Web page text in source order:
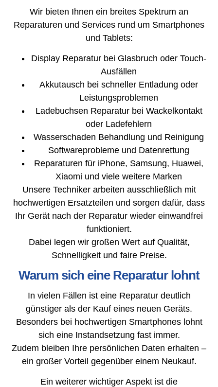
Wir bieten Ihnen ein breites Spektrum an
Reparaturen und Services rund um Smartphones
und Tablets:
Display Reparatur bei Glasbruch oder Touch-
Ausfällen
Akkutausch bei schneller Entladung oder
Leistungsproblemen
Ladebuchsen Reparatur bei Wackelkontakt
oder Ladefehlern
Wasserschaden Behandlung und Reinigung
Softwareprobleme und Datenrettung
Reparaturen für iPhone, Samsung, Huawei,
Xiaomi und viele weitere Marken
Unsere Techniker arbeiten ausschließlich mit
hochwertigen Ersatzteilen und sorgen dafür, dass
Ihr Gerät nach der Reparatur wieder einwandfrei
funktioniert.
Dabei legen wir großen Wert auf Qualität,
Schnelligkeit und faire Preise.
Warum sich eine Reparatur lohnt
In vielen Fällen ist eine Reparatur deutlich
günstiger als der Kauf eines neuen Geräts.
Besonders bei hochwertigen Smartphones lohnt
sich eine Instandsetzung fast immer.
Zudem bleiben Ihre persönlichen Daten erhalten –
ein großer Vorteil gegenüber einem Neukauf.
Ein weiterer wichtiger Aspekt ist die